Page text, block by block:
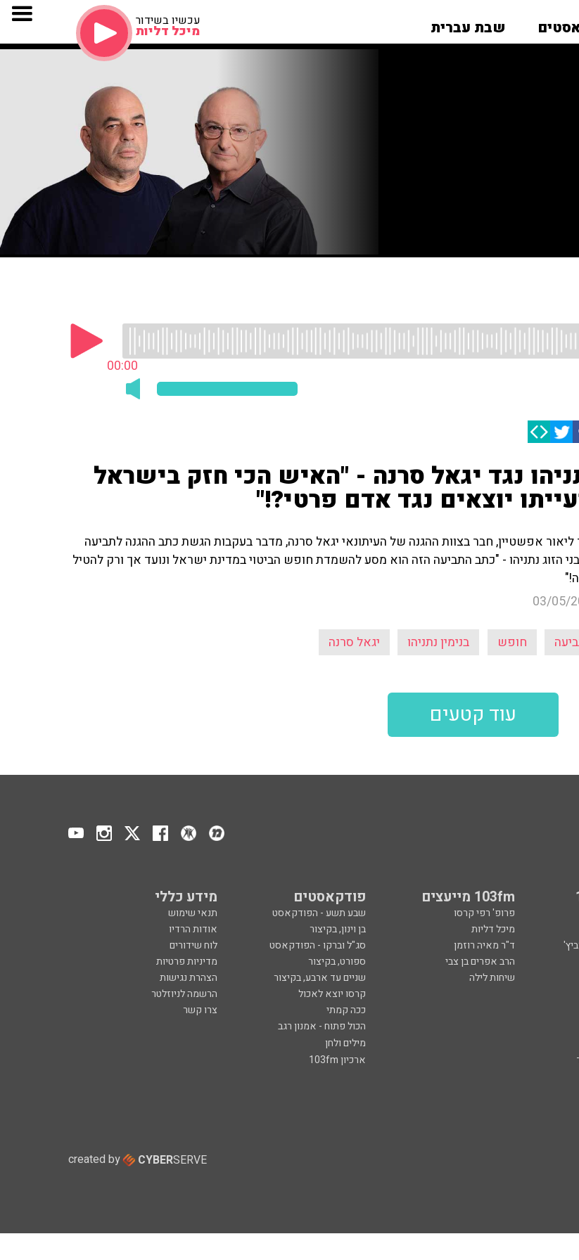
שבת עברית עכשיו בשידור
מיכל דליות
00:00
נגד יגאל סרנה - "האיש הכי חזק בישראל
יוצאים נגד אדם פרטי?!"
ליאור אפשטיין, חבר בצוות ההגנה של העיתונאי יגאל סרנה, מדבר בעקבות הגשת כתב ההגנה לתביעה
הזוג נתניהו - "כתב התביעה הזה הוא מסע להשמדת חופש הביטוי במדינת ישראל ונועד אך ורק להטיל
03/05/
חופש בנימין נתניהו יגאל סרנה
עוד קטעים
103fm מייעצים פודקאסטים מידע כללי
פרופ' רפי קרסו שבע תשע - הפודקאסט
תנאי שימוש
מיכל דליות בן וינון, בקיצור
אודות הרדיו
ד"ר מאיה רוזמן סג"ל וברקו - הפודקאסט
לוח שידורים
הרב אפרים בן צבי ספורט, בקיצור
מדיניות פרטיות
שיחות לילה שניים עד ארבע, בקיצור
הצהרת נגישות
קרסו יוצא לאכול
הרשמה לניוזלטר
ככה קמתי
צרו קשר
הכול פתוח - אמנון רגב
מילים ולחן
ארכיון 103fm
created by CYBERSERVE